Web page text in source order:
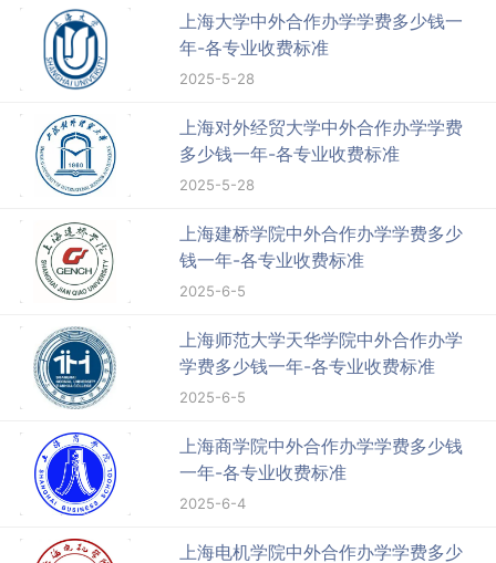
上海大学中外合作办学学费多少钱一
年-各专业收费标准
2025-5-28
上海对外经贸大学中外合作办学学费
多少钱一年-各专业收费标准
2025-5-28
上海建桥学院中外合作办学学费多少
钱一年-各专业收费标准
2025-6-5
上海师范大学天华学院中外合作办学
学费多少钱一年-各专业收费标准
2025-6-5
上海商学院中外合作办学学费多少钱
一年-各专业收费标准
2025-6-4
上海电机学院中外合作办学学费多少